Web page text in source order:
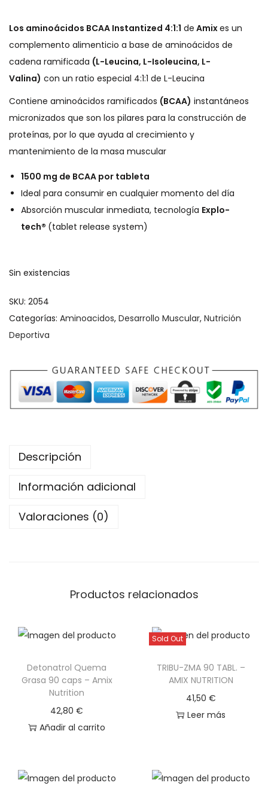
a
c
i
ó
n
i
d
o
Los aminoácidos BCAA Instantized 4:1:1 de Amixes un
complemento alimenticio a base de aminoácidos de
cadena ramificada (L-Leucina, L-Isoleucina, L-
Valina) con un ratio especial 4:1:1 de L-Leucina
Contiene aminoácidos ramificados (BCAA) instantáneos
micronizados que son los pilares para la construcción de
proteínas, por lo que ayuda al crecimiento y
mantenimiento de la masa muscular
1500 mg de BCAA por tableta
Ideal para consumir en cualquier momento del día
Absorción muscular inmediata, tecnología Explo-
tech® (tablet release system)
Sin existencias
SKU: 2054
Categorías: Aminoacidos, Desarrollo Muscular, Nutrición
Deportiva
Descripción
Información adicional
Valoraciones (0)
Productos relacionados
Detonatrol Quema
Grasa 90 caps – Amix
Nutrition
42,80€
Añadir al carrito
Sold Out
TRIBU-ZMA 90 TABL. –
AMIX NUTRITION
41,50 €
Leer más